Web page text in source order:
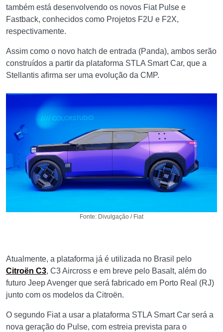
também está desenvolvendo os novos Fiat Pulse e
Fastback, conhecidos como Projetos F2U e F2X,
respectivamente.
Assim como o novo hatch de entrada (Panda), ambos serão
construídos a partir da plataforma STLA Smart Car, que a
Stellantis afirma ser uma evolução da CMP.
Fonte: Divulgação / Fiat
Atualmente, a plataforma já é utilizada no Brasil pelo
Citroën C3, C3 Aircross e em breve pelo Basalt, além do
futuro Jeep Avenger que será fabricado em Porto Real (RJ)
junto com os modelos da Citroën.
O segundo Fiat a usar a plataforma STLA Smart Car será a
nova geração do Pulse, com estreia prevista para o